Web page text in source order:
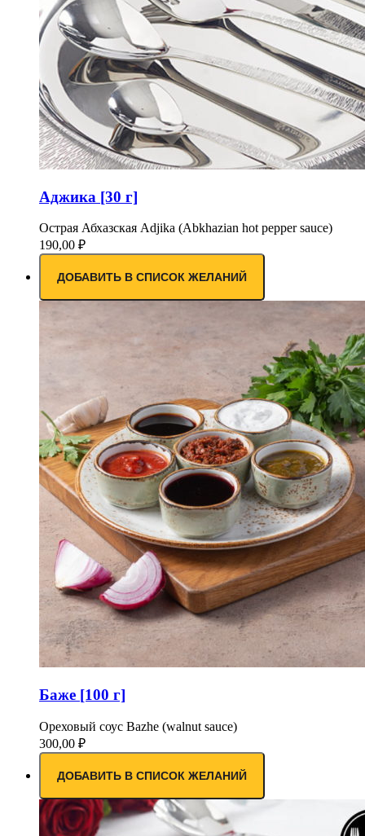
Аджика [30 г]
Острая Абхазская Adjika (Abkhazian hot pepper sauce)
190,00 ₽
ДОБАВИТЬ В СПИСОК ЖЕЛАНИЙ
Баже [100 г]
Ореховый соус Bazhe (walnut sauce)
300,00 ₽
ДОБАВИТЬ В СПИСОК ЖЕЛАНИЙ